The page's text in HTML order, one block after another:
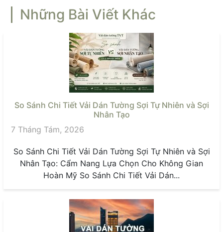
Những Bài Viết Khác
So Sánh Chi Tiết Vải Dán Tường Sợi Tự Nhiên và Sợi
Nhân Tạo
7 Tháng Tám, 2026
So Sánh Chi Tiết Vải Dán Tường Sợi Tự Nhiên và Sợi
Nhân Tạo: Cẩm Nang Lựa Chọn Cho Không Gian
Hoàn Mỹ So Sánh Chi Tiết Vải Dán...